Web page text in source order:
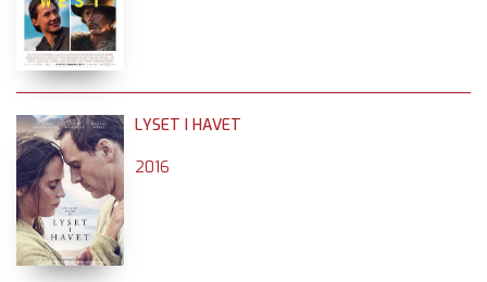
LYSET I HAVET
2016